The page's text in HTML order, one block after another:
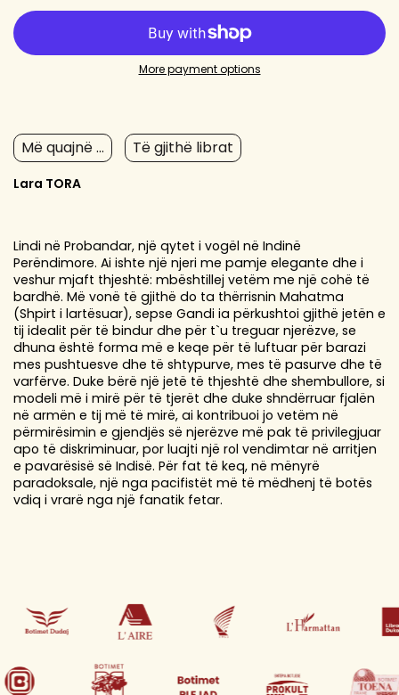
More payment options
Më quajnë ... Të gjithë librat
Lara TORA
Lindi në Probandar, një qytet i vogël në Indinë
Perëndimore. Ai ishte një njeri me pamje elegante dhe i
veshur mjaft thjeshtë: mbështillej vetëm me një cohë të
bardhë. Më vonë të gjithë do ta thërrisnin Mahatma
(Shpirt i lartësuar), sepse Gandi ia përkushtoi gjithë jetën e
tij idealit për të bindur dhe për t`u treguar njerëzve, se
dhuna është forma më e keqe për të luftuar për barazi
mes pushtuesve dhe të shtypurve, mes të pasurve dhe të
varfërve. Duke bërë një jetë të thjeshtë dhe shembullore, si
modeli më i mirë për të tjerët dhe duke shndërruar fjalën
në armën e tij më të mirë, ai kontribuoi jo vetëm në
përmirësimin e gjendjës së njerëzve më pak të privilegjuar
apo të diskriminuar, por luajti një rol vendimtar në arritjen
e pavarësisë së Indisë. Për fat të keq, në mënyrë
paradoksale, një nga pacifistët më të mëdhenj të botës
vdiq i vrarë nga një fanatik fetar.